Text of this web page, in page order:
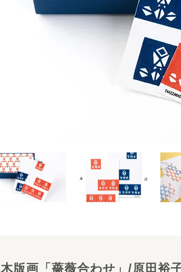
木版画「薔薇合わせ」/原田裕